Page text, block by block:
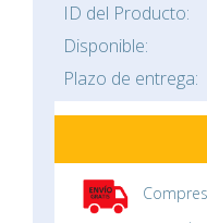
ID del Producto:
Disponible:
Plazo de entrega: